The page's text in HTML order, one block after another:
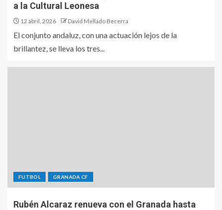
a la Cultural Leonesa
12 abril, 2026 David Mellado Becerra
El conjunto andaluz, con una actuación lejos de la
brillantez, se lleva los tres...
FUTBOL GRANADA CF
Rubén Alcaraz renueva con el Granada hasta